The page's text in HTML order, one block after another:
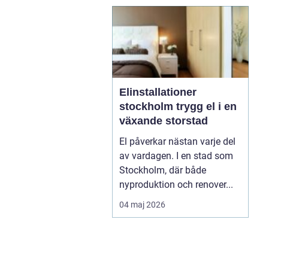
Elinstallationer
stockholm trygg el i en
växande storstad
El påverkar nästan varje del
av vardagen. I en stad som
Stockholm, där både
nyproduktion och renover...
04 maj 2026